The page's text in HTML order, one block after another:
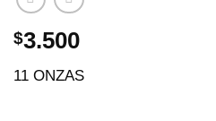
$3.500
11 ONZAS